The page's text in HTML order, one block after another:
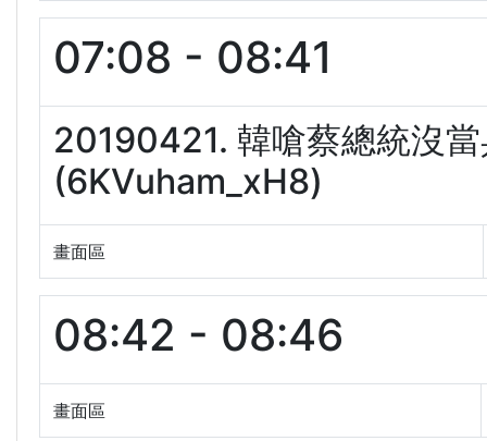
07:08 - 08:41
20190421. 韓嗆蔡總統沒
(6KVuham_xH8)
畫面區
08:42 - 08:46
畫面區